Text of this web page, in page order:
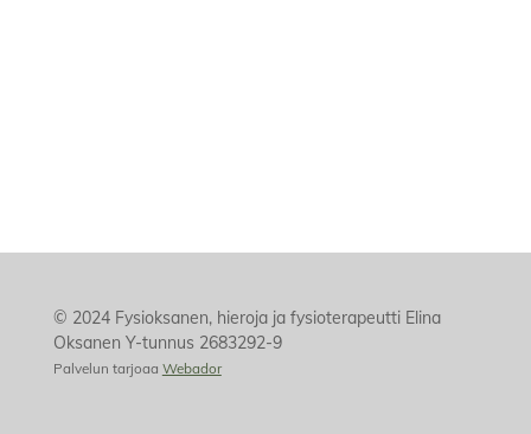
© 2024 Fysioksanen, hieroja ja fysioterapeutti Elina
Oksanen Y-tunnus 2683292-9
Palvelun tarjoaa Webador